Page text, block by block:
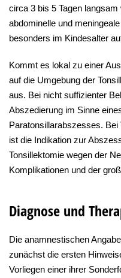
circa 3 bis 5 Tagen
abdominelle und
besonders im Kindesalter
Kommt es lokal zu einer
auf die Umgebung der
aus. Bei nicht suffizienter
Abszedierung im Sinne
Paratonsillarabszesses.
ist die Indikation zur
Tonsillektomie wegen der
Komplikationen und der
Diagnose und
Die anamnestischen
zunächst die ersten
Vorliegen einer ihrer